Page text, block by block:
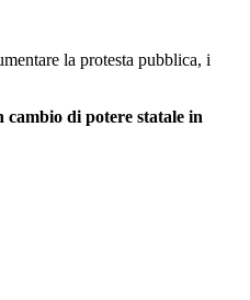
la protesta pubblica, i
di potere statale in